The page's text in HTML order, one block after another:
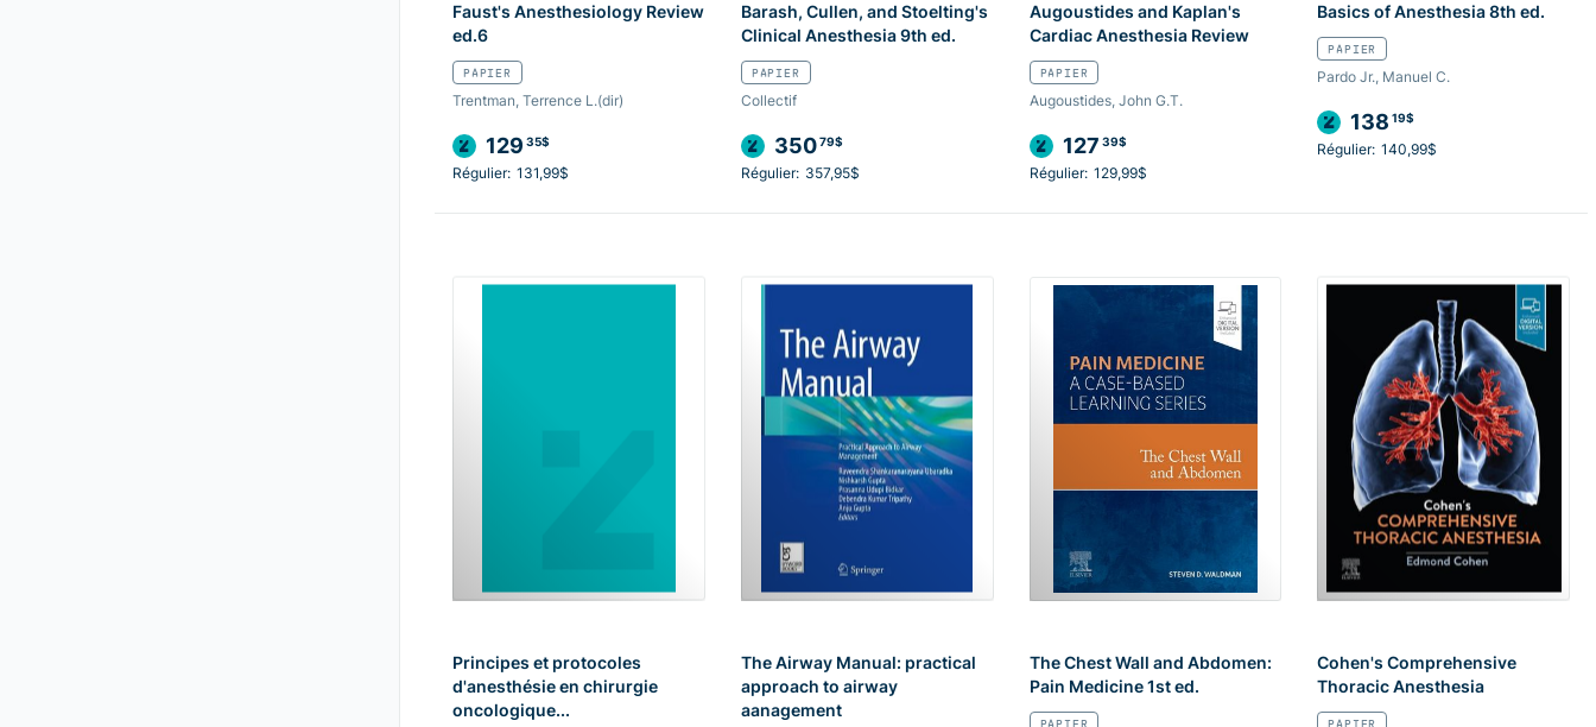
Faust's Anesthesiology Review
ed.6
PAPIER
Trentman, Terrence L.(dir)
129 35$
Régulier: 131,99$
Barash, Cullen, and Stoelting's
Clinical Anesthesia 9th ed.
PAPIER
Collectif
35079$
Régulier: 357,95$
Augoustides and Kaplan's
Cardiac Anesthesia Review
PAPIER
Augoustides, John G.T.
127 39$
Régulier: 129,99$
Basics of Anesthesia 8th ed.
PAPIER
Pardo Jr., Manuel C.
138 19$
Régulier: 140,99$
Principes et protocoles
d'anesthésie en chirurgie
oncologique...
The Airway Manual: practical
approach to airway
aanagement
The Chest Wall and Abdomen:
Pain Medicine 1st ed.
PAPIER
Cohen's Comprehensive
Thoracic Anesthesia
PAPIER